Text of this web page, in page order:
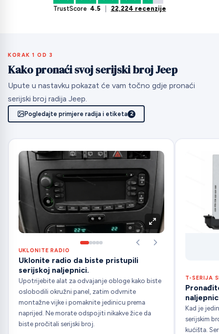
TrustScore 4.5 22,224 recenzije
KORAK 1 OD 3
Kako pronaći svoj serijski broj Jeep
Upute u nastavku pokazat će vam točno gdje pronaći
serijski broj radija Jeep.
Pogledajte primjere radija i etiketa 2
UKLONITE RADIO
Uklonite radio da biste pristupili
serijskoj naljepnici.
Upotrijebite alat za odvajanje obloge kako biste
oslobodili okružni panel, zatim odvrnite
montažne vijke i pomaknite jedinicu prema
naprijed. Ne morate odspojiti nikakve žice da
biste pročitali serijski broj.
T-SERIJA
Kad je
serijskim
kućišta.